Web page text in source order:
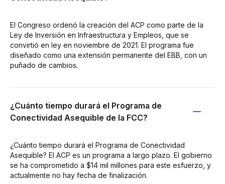
El Congreso ordenó la creación del ACP como parte de la
Ley de Inversión en Infraestructura y Empleos, que se
convirtió en ley en noviembre de 2021. El programa fue
diseñado como una extensión permanente del EBB, con un
puñado de cambios.
¿Cuánto tiempo durará el Programa de
Conectividad Asequible de la FCC?
¿Cuánto tiempo durará el Programa de Conectividad
Asequible? El ACP es un programa a largo plazo. El gobierno
se ha comprometido a $14 mil millones para este esfuerzo, y
actualmente no hay fecha de finalización.